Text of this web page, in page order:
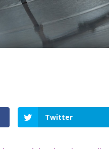
Twitter